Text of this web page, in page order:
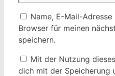
Name, E-Mail-
Browser für meinen
speichern.
Mit der Nutzung
dich mit der Speicherung